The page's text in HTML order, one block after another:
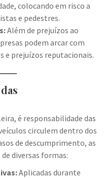
colocando em risco a
e pedestres.
Além de prejuízos ao
podem arcar com
e prejuízos reputacionais.
é responsabilidade das
circulem dentro dos
de descumprimento, as
diversas formas:
Aplicadas durante